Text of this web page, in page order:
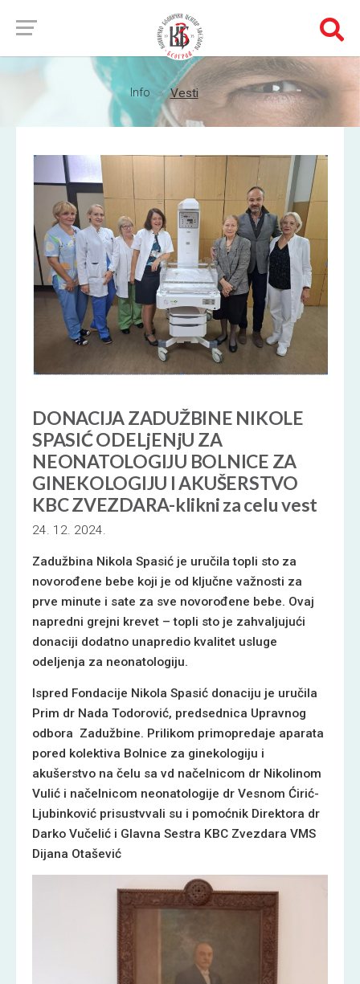
Info Vesti
DONACIJA ZADUŽBINE NIKOLE
SPASIĆ ODELjENjU ZA
NEONATOLOGIJU BOLNICE ZA
GINEKOLOGIJU I AKUŠERSTVO
KBC ZVEZDARA-klikni za celu vest
24. 12. 2024.
Zadužbina Nikola Spasić je uručila topli sto za
novorođene bebe koji je od ključne važnosti za
prve minute i sate za sve novorođene bebe. Ovaj
napredni grejni krevet – topli sto je zahvaljujući
donaciji dodatno unapredio kvalitet usluge
odeljenja za neonatologiju.
Ispred Fondacije Nikola Spasić donaciju je uručila
Prim dr Nada Todorović, predsednica Upravnog
odbora Zadužbine. Prilikom primopredaje aparata
pored kolektiva Bolnice za ginekologiju i
akušerstvo na čelu sa vd načelnicom dr Nikolinom
Vulić i načelnicom neonatologije dr Vesnom Ćirić-
Ljubinković prisustvvali su i pomoćnik Direktora dr
Darko Vučelić i Glavna Sestra KBC Zvezdara VMS
Dijana Otašević